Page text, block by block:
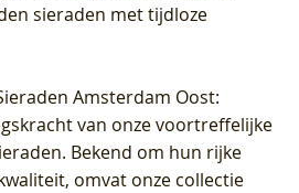
sieraden met tijdloze
Amsterdam Oost:
van onze voortreffelijke
Bekend om hun rijke
omvat onze collectie